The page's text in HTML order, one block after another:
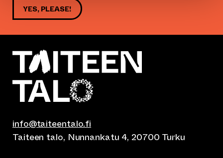
YES, PLEASE!
info@taiteentalo.fi
Taiteen talo, Nunnankatu 4, 20700 Turku